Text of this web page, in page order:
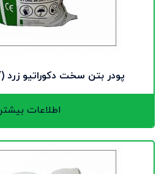
پودر بتن سخت دکوراتیو زرد (ALEN-DECO Y)
اطلاعات بیشتر